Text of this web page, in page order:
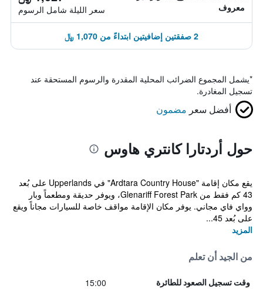
معروف
سعر الليلة شامل الرسوم
2 صفقتين إضافيتين ابتداءً من 1,070 ﷼
*يشمل المجموع الضرائب المحلية المقدرة والرسوم المستحقة عند
تسجيل المغادرة.
أفضل سعر مضمون
حول أردتارا كانتري هاوس
يقع مكان إقامة "Ardtara Country House" في Upperlands على بُعد
43 كم فقط من Glenariff Forest Park، ويوفر حديقة ومطعماً وبار
وواي فاي مجاني. يوفر مكان الإقامة مواقف خاصة للسيارات مجاناً ويقع
على بُعد 45...
المزيد
من الجيد أن تعلم
وقت تسجيل الصعود للطائرة 15:00